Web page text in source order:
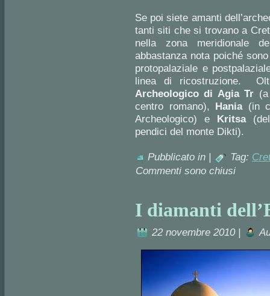
Se poi siete amanti
tanti siti che si trovano a
nella zona meridionale
abbastanza nota poiché
protopalaziale e
linea di ricostruzione.
Archeologico di Agia Tr
centro romano), Hania(in
Archeologico) e Kritsa
pendici del monte Dikti).
Pubblicato in | Tag:
Commenti sono chiusi
I diamanti
22 novembre 2010 |